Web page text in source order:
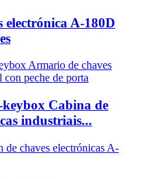
electrónica A-180D
Cabina de
industriais...